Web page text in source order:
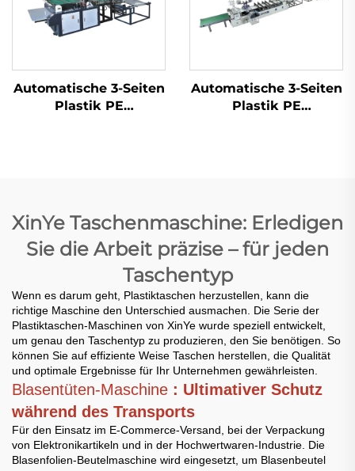
Automatische 3-Seiten
Plastik PE
Automatische 3-Seiten
Plastik PE
XinYe Taschenmaschine: Erledigen
Sie die Arbeit präzise – für jeden
Taschentyp
Wenn es darum geht, Plastiktaschen herzustellen, kann die
richtige Maschine den Unterschied ausmachen. Die Serie der
Plastiktaschen-Maschinen von XinYe wurde speziell entwickelt,
um genau den Taschentyp zu produzieren, den Sie benötigen. So
können Sie auf effiziente Weise Taschen herstellen, die Qualität
und optimale Ergebnisse für Ihr Unternehmen gewährleisten.
Blasentüten-Maschine : Ultimativer Schutz
während des Transports
Für den Einsatz im E-Commerce-Versand, bei der Verpackung
von Elektronikartikeln und in der Hochwertwaren-Industrie. Die
Blasenfolien-Beutelmaschine wird eingesetzt, um Blasenbeutel